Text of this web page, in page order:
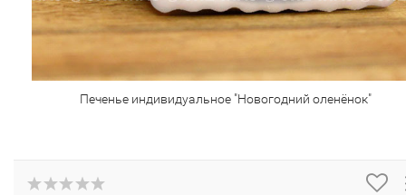
Печенье индивидуальное "Новогодний оленёнок"